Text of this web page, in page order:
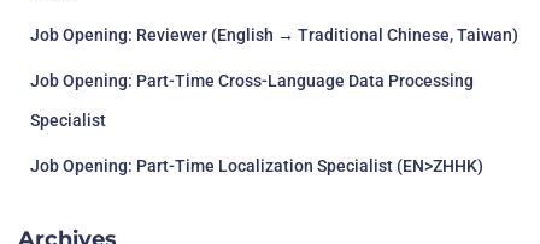
Job Opening: Reviewer (English → Traditional Chinese, Taiwan)
Job Opening: Part-Time Cross-Language Data Processing
Specialist
Job Opening: Part-Time Localization Specialist (EN>ZHHK)